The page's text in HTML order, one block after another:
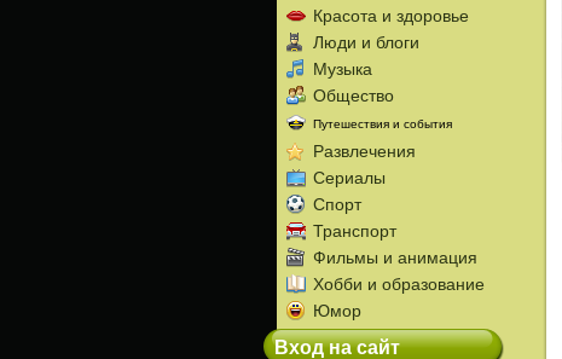
Красота и здоровье
Люди и блоги
Музыка
Общество
Путешествия и события
Развлечения
Сериалы
Спорт
Транспорт
Фильмы и анимация
Хобби и образование
Юмор
Вход на сайт